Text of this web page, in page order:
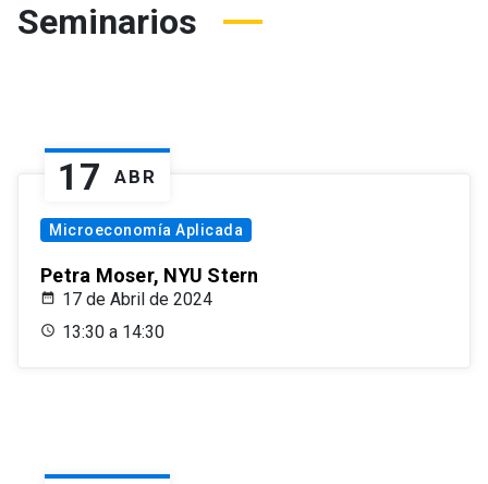
Seminarios
17 ABR
Microeconomía Aplicada
Petra Moser, NYU Stern
17 de Abril de 2024
13:30 a 14:30